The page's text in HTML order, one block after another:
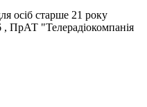
осіб старше 21 року
, ПрАТ "Телерадіокомпанія